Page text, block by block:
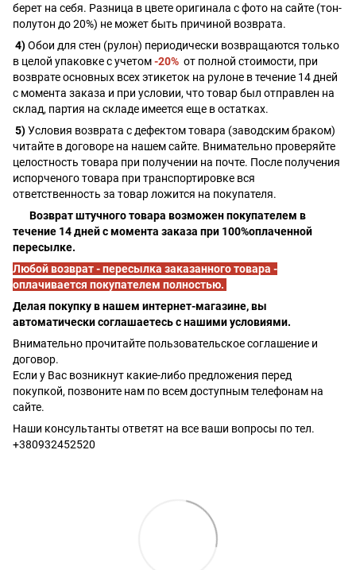
берет на себя. Разница в цвете оригинала с фото на сайте (тон-
полутон до 20%) не может быть причиной возврата.
4)Обои для стен (рулон) периодически возвращаются только
в целой упаковке с учетом-20% от полной стоимости, при
возврате основных всех этикеток на рулоне в течение 14 дней
с момента заказа и при условии, что товар был отправлен на
склад, партия на складе имеется еще в остатках.
5)Условия возврата с дефектом товара (заводским браком)
читайте в договоре на нашем сайте. Внимательно проверяйте
целостность товара при получении на почте. После получения
испорченого товара при транспортировке вся
ответственность за товар ложится на покупателя.
Возврат штучного товара возможен покупателем в
течение 14 дней с момента заказа при 100%оплаченной
пересылке.
Любой возврат - пересылка заказанного товара -
оплачивается покупателем полностью.
Делая покупку в нашем интернет-магазине, вы
автоматически соглашаетесь с нашими условиями.
Внимательно прочитайте пользовательское соглашение и
договор.
Если у Вас возникнут какие-либо предложения перед
покупкой, позвоните нам по всем доступным телефонам на
сайте.
Наши консультанты ответят на все ваши вопросы по тел.
+380932452520